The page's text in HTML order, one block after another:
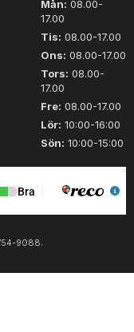
Mån: 08.00-
17.00
Tis: 08.00-17.00
Ons: 08.00-17.00
Tors: 08.00-
17.00
Fre: 08.00-17.00
Lör: 10:00-16:00
Sön: 10:00-15:00
9088.